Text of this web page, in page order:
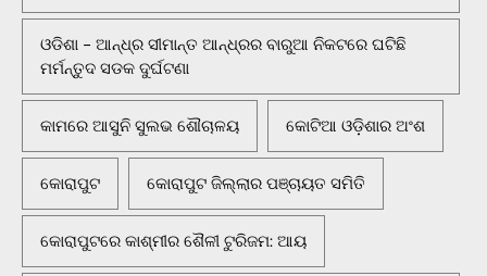
ଓଡିଶା - ଆନ୍ଧ୍ର ସୀମାନ୍ତ ଆନ୍ଧ୍ରର ବାରୁଆ ନିକଟରେ ଘଟିଛି
ମର୍ମନ୍ତୁଦ ସଡକ ଦୁର୍ଘଟଣା
କାମରେ ଆସୁନି ସୁଲଭ ଶୌଚାଳୟ କୋଟିଆ ଓଡ଼ିଶାର ଅଂଶ
କୋରାପୁଟ କୋରାପୁଟ ଜିଲ୍ଲାର ପଞ୍ଚାୟତ ସମିତି
କୋରାପୁଟରେ କାଶ୍ମୀର ଶୈଳୀ ଟୁରିଜମ: ଆୟ